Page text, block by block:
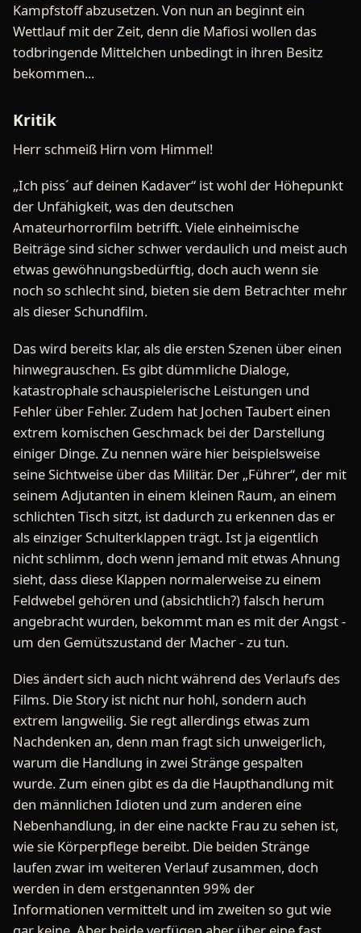
Kampfstoff abzusetzen. Von nun an beginnt ein
Wettlauf mit der Zeit, denn die Mafiosi wollen das
todbringende Mittelchen unbedingt in ihren Besitz
bekommen...
Kritik
Herr schmeiß Hirn vom Himmel!
„Ich piss´ auf deinen Kadaver“ ist wohl der Höhepunkt
der Unfähigkeit, was den deutschen
Amateurhorrorfilm betrifft. Viele einheimische
Beiträge sind sicher schwer verdaulich und meist auch
etwas gewöhnungsbedürftig, doch auch wenn sie
noch so schlecht sind, bieten sie dem Betrachter mehr
als dieser Schundfilm.
Das wird bereits klar, als die ersten Szenen über einen
hinwegrauschen. Es gibt dümmliche Dialoge,
katastrophale schauspielerische Leistungen und
Fehler über Fehler. Zudem hat Jochen Taubert einen
extrem komischen Geschmack bei der Darstellung
einiger Dinge. Zu nennen wäre hier beispielsweise
seine Sichtweise über das Militär. Der „Führer“, der mit
seinem Adjutanten in einem kleinen Raum, an einem
schlichten Tisch sitzt, ist dadurch zu erkennen das er
als einziger Schulterklappen trägt. Ist ja eigentlich
nicht schlimm, doch wenn jemand mit etwas Ahnung
sieht, dass diese Klappen normalerweise zu einem
Feldwebel gehören und (absichtlich?) falsch herum
angebracht wurden, bekommt man es mit der Angst -
um den Gemütszustand der Macher - zu tun.
Dies ändert sich auch nicht während des Verlaufs des
Films. Die Story ist nicht nur hohl, sondern auch
extrem langweilig. Sie regt allerdings etwas zum
Nachdenken an, denn man fragt sich unweigerlich,
warum die Handlung in zwei Stränge gespalten
wurde. Zum einen gibt es da die Haupthandlung mit
den männlichen Idioten und zum anderen eine
Nebenhandlung, in der eine nackte Frau zu sehen ist,
wie sie Körperpflege bereibt. Die beiden Stränge
laufen zwar im weiteren Verlauf zusammen, doch
werden in dem erstgenannten 99% der
Informationen vermittelt und im zweiten so gut wie